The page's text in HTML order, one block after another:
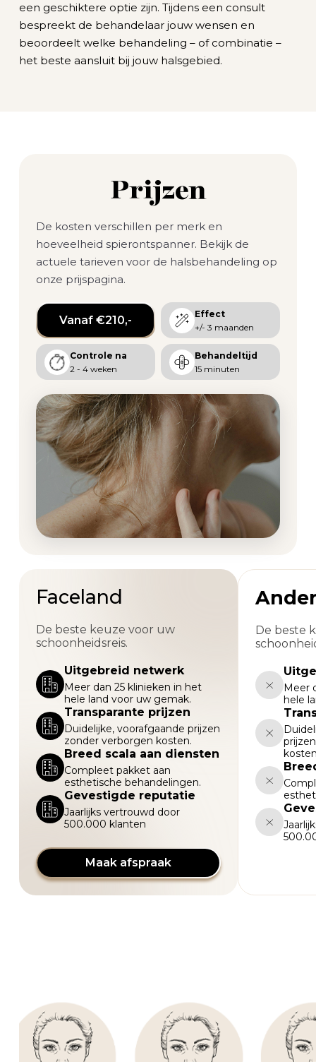
een geschiktere optie zijn. Tijdens een consult
bespreekt de behandelaar jouw wensen en
beoordeelt welke behandeling – of combinatie –
het beste aansluit bij jouw halsgebied.
Prijzen
De kosten verschillen per merk en
hoeveelheid spierontspanner. Bekijk de
actuele tarieven voor de halsbehandeling op
onze prijspagina.
Vanaf €210,-
Effect
+/- 3 maanden
Controle na
2 - 4 weken
Behandeltijd
15 minuten
Faceland
De beste keuze voor uw
schoonheidsreis.
Uitgebreid netwerk
Meer dan 25 klinieken in het
hele land voor uw gemak.
Transparante prijzen
Duidelijke, voorafgaande prijzen
zonder verborgen kosten.
Breed scala aan diensten
Compleet pakket aan
esthetische behandelingen.
Gevestigde reputatie
Jaarlijks vertrouwd door
500.000 klanten
Maak afspraak
De beste
Meer
hele